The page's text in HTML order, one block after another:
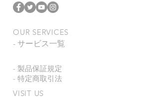
OUR SERVICES
- サービス一覧
- 製品保証規定
- 特定商取引法
VISIT US